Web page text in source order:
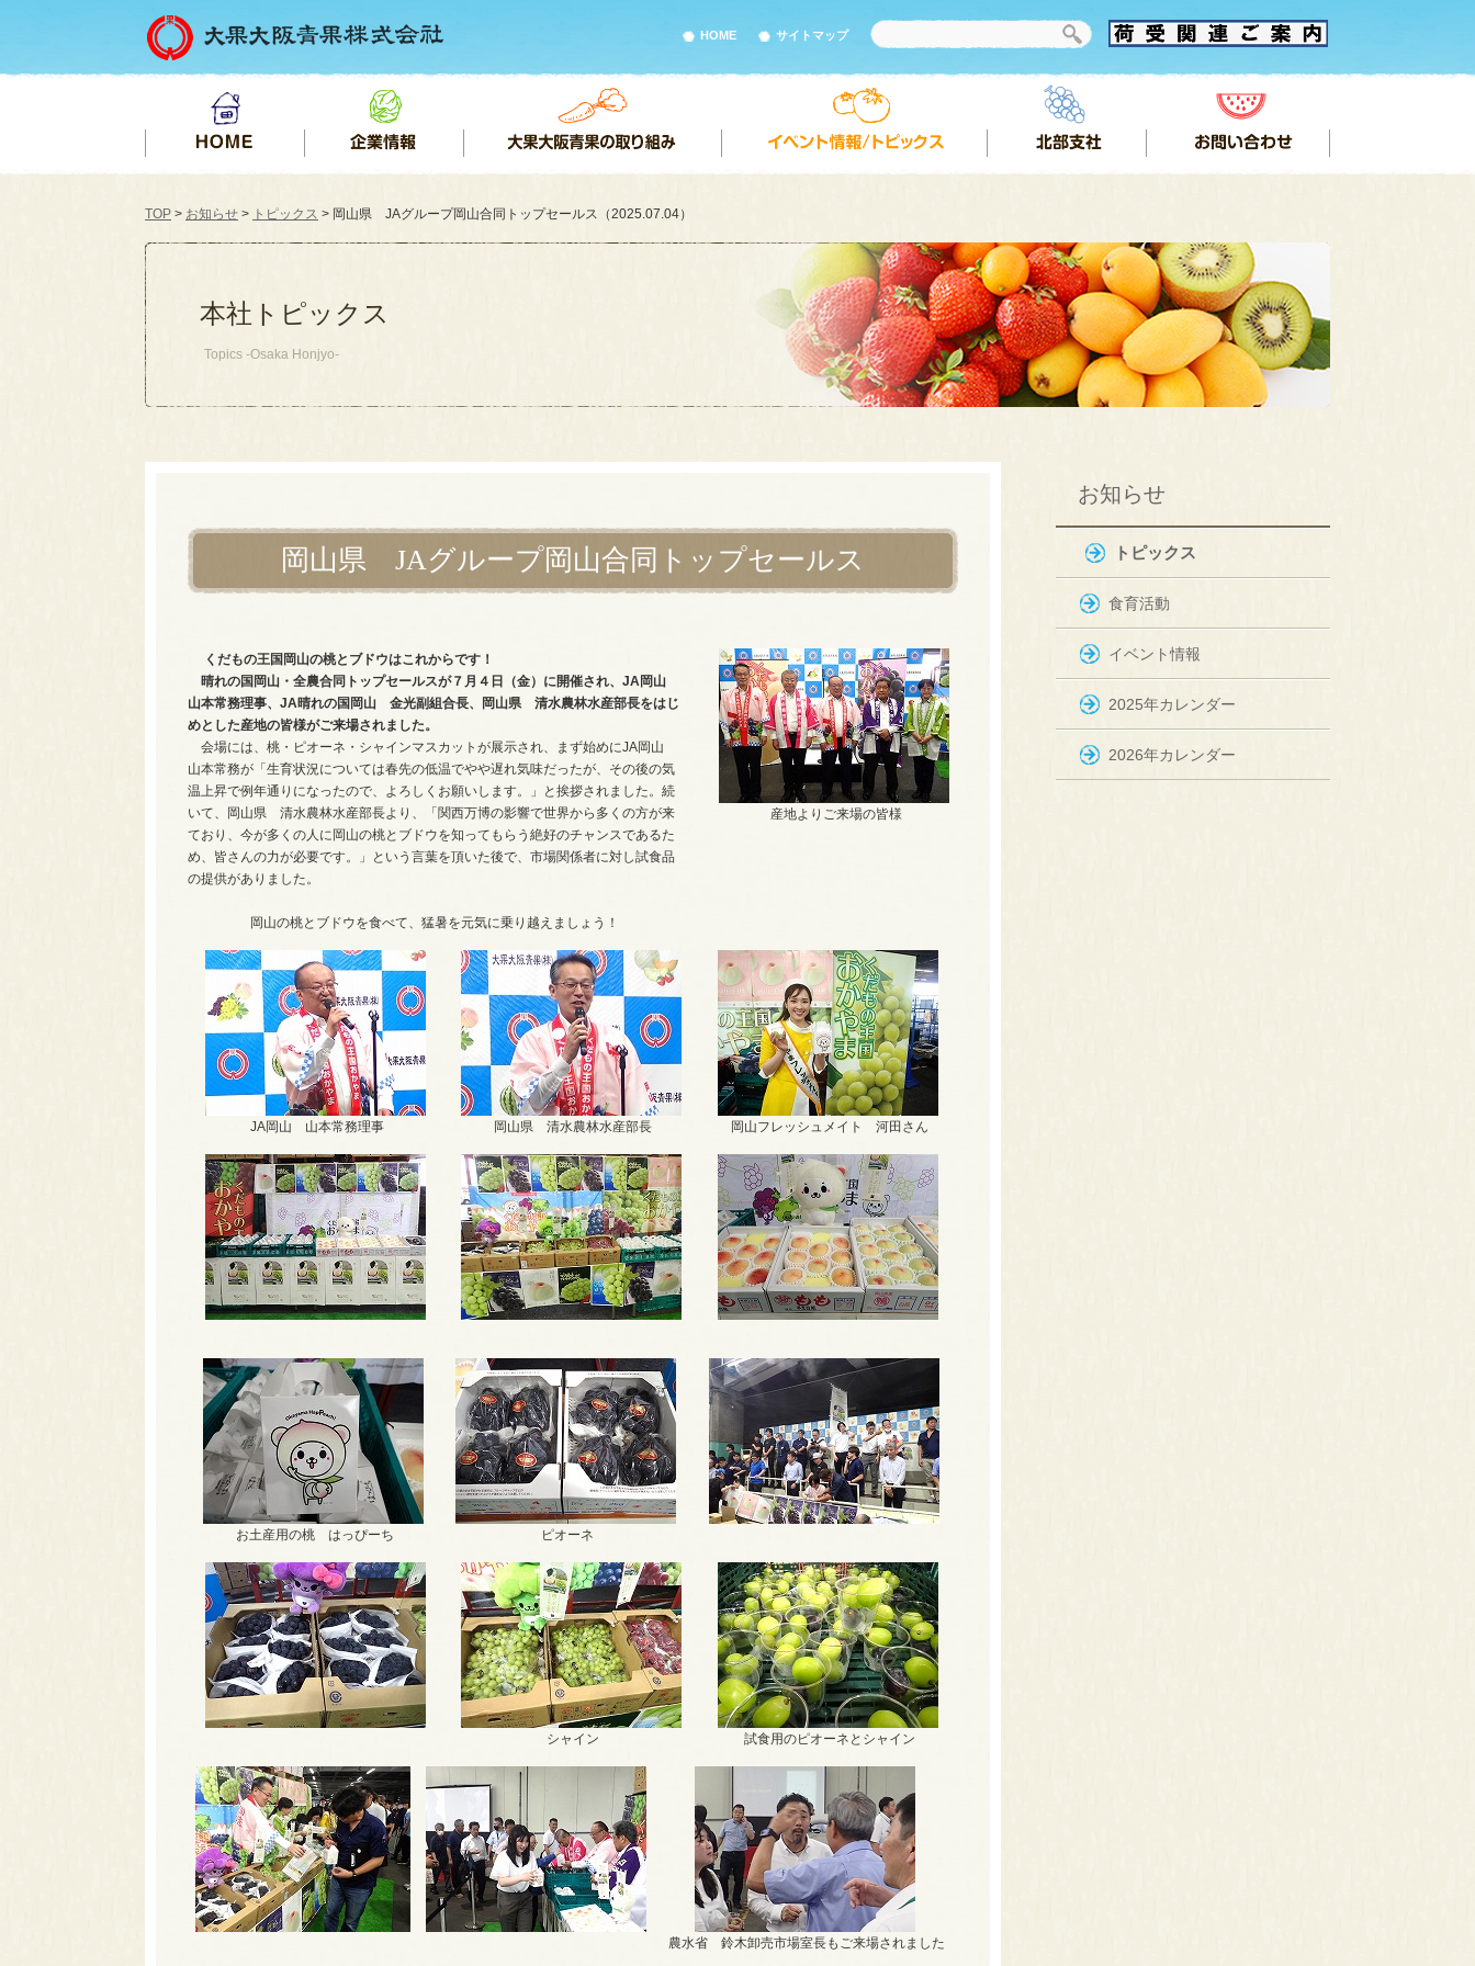
HOME サイトマップ
TOP > お知らせ > トピックス > 岡山県 JAグループ岡山合同トップセールス（2025.07.04）
本社トピックス
Topics -Osaka Honjyo-
岡山県 JAグループ岡山合同トップセールス
くだもの王国岡山の桃とブドウはこれからです！
晴れの国岡山・全農合同トップセールスが７月４日（金）に開催され、JA岡山
山本常務理事、JA晴れの国岡山 金光副組合長、岡山県 清水農林水産部長をはじ
めとした産地の皆様がご来場されました。
会場には、桃・ピオーネ・シャインマスカットが展示され、まず始めにJA岡山
山本常務が「生育状況については春先の低温でやや遅れ気味だったが、その後の気
温上昇で例年通りになったので、よろしくお願いします。」と挨拶されました。続
いて、岡山県 清水農林水産部長より、「関西万博の影響で世界から多くの方が来
ており、今が多くの人に岡山の桃とブドウを知ってもらう絶好のチャンスであるた
め、皆さんの力が必要です。」という言葉を頂いた後で、市場関係者に対し試食品
の提供がありました。
岡山の桃とブドウを食べて、猛暑を元気に乗り越えましょう！
産地よりご来場の皆様
JA岡山 山本常務理事 岡山県 清水農林水産部長 岡山フレッシュメイト 河田さん
お土産用の桃 はっぴーち ピオーネ
シャイン 試食用のピオーネとシャイン
農水省 鈴木卸売市場室長もご来場されました
お知らせ
トピックス
食育活動
イベント情報
2025年カレンダー
2026年カレンダー